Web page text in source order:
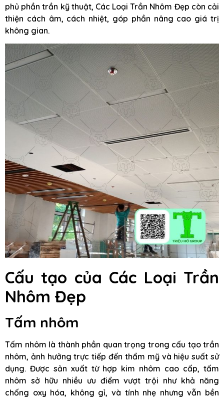
phủ phần trần kỹ thuật, Các Loại Trần Nhôm Đẹp còn cải
thiện cách âm, cách nhiệt, góp phần nâng cao giá trị
không gian.
Cấu tạo của Các Loại Trần
Nhôm Đẹp
Tấm nhôm
Tấm nhôm là thành phần quan trọng trong cấu tạo trần
nhôm, ảnh hưởng trực tiếp đến thẩm mỹ và hiệu suất sử
dụng. Được sản xuất từ hợp kim nhôm cao cấp, tấm
nhôm sở hữu nhiều ưu điểm vượt trội như khả năng
chống oxy hóa, không gỉ, và tính nhẹ nhưng vẫn bền